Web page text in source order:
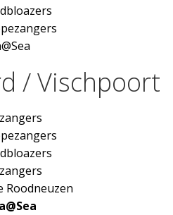
/ Vischpoort
Roodneuzen